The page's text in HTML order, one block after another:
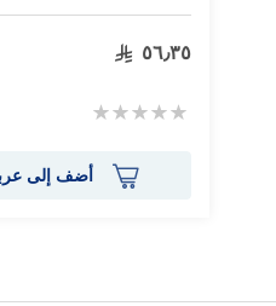
٥٦٫٣٥
Rating:
أضف إلى